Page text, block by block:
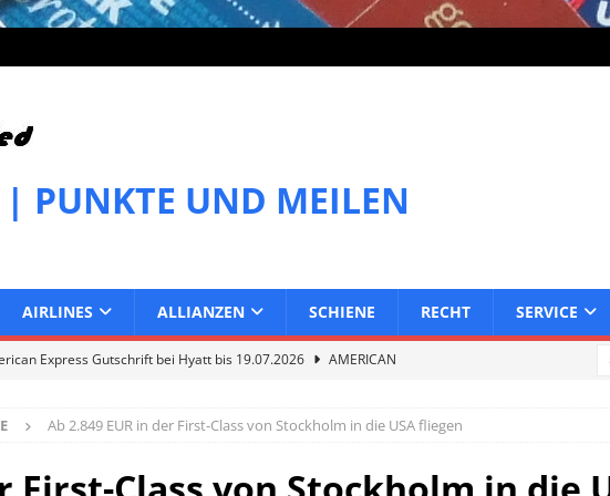
PUNKTE UND MEILEN
AIRLINES ALLIANZEN SCHIENE RECHT SERVICE
Express Gutschrift bei Hyatt bis 19.07.2026
AMERICAN
Express Gutschrift bei Melia bis 31.07.2026
AMERICAN
Ab 2.849 EUR in der First-Class von Stockholm in die USA fliegen